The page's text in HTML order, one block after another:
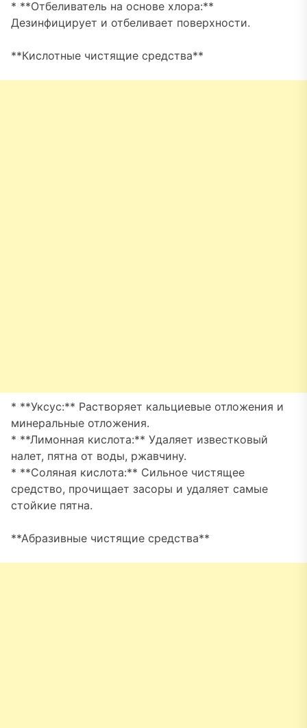
* **Отбеливатель на основе хлора:**
Дезинфицирует и отбеливает поверхности.
**Кислотные чистящие средства**
* **Уксус:** Растворяет кальциевые отложения и
минеральные отложения.
* **Лимонная кислота:** Удаляет известковый
налет, пятна от воды, ржавчину.
* **Соляная кислота:** Сильное чистящее
средство, прочищает засоры и удаляет самые
стойкие пятна.
**Абразивные чистящие средства**